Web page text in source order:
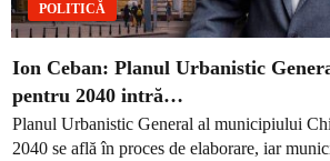
POLITICĂ
Ion Ceban: Planul Urbanistic
pentru 2040 intră…
Planul Urbanistic General al municipiului
2040 se află în proces de elaborare, iar